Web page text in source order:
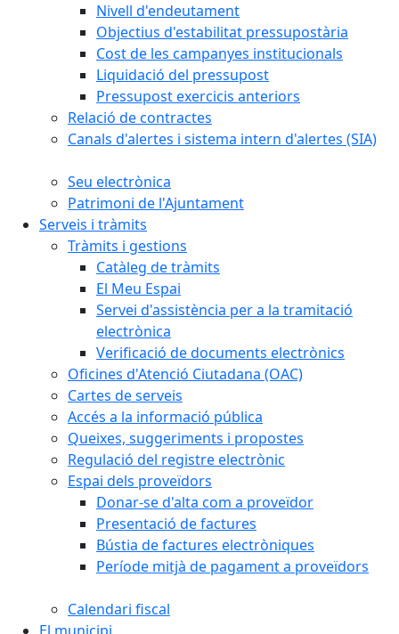
Nivell d'endeutament
Objectius d'estabilitat pressupostària
Cost de les campanyes institucionals
Liquidació del pressupost
Pressupost exercicis anteriors
Relació de contractes
Canals d'alertes i sistema intern d'alertes (SIA)
Seu electrònica
Patrimoni de l'Ajuntament
Serveis i tràmits
Tràmits i gestions
Catàleg de tràmits
El Meu Espai
Servei d'assistència per a la tramitació
electrònica
Verificació de documents electrònics
Oficines d'Atenció Ciutadana (OAC)
Cartes de serveis
Accés a la informació pública
Queixes, suggeriments i propostes
Regulació del registre electrònic
Espai dels proveïdors
Donar-se d'alta com a proveïdor
Presentació de factures
Bústia de factures electròniques
Període mitjà de pagament a proveïdors
Calendari fiscal